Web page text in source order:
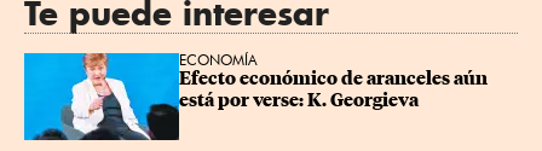
Te puede interesar
ECONOMÍA
Efecto económico de aranceles aún
está por verse: K. Georgieva